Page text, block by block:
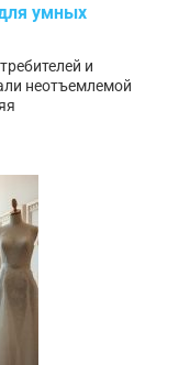
умных
и
неотъемлемой